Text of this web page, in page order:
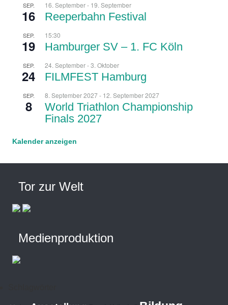
Tor zur Welt
Medienproduktion
SEP.
16
16. September- 19. September
Reeperbahn Festival
SEP.
19
15:30
Hamburger SV – 1. FC Köln
SEP.
24
24. September-3. Oktober
FILMFEST Hamburg
SEP.
8
8. September 2027- 12. September 2027
World Triathlon Championship
Finals 2027
Kalender anzeigen